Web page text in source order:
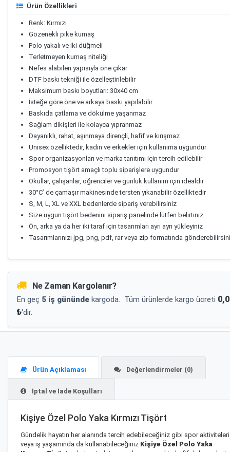
Ürün Özellikleri
Renk: Kırmızı
Gözenekli pike kumaş
Polo yakalı ve iki düğmeli
Terletmeyen kumaş niteliği
Nefes alabilen yapısıyla öne çıkar
DTF baskı tekniği ile özelleştirilebilir
Maksimum baskı boyutları: 30x40 cm
İsteğe göre öne ve arkaya baskı yapılabilir
Baskıda çatlama ve dökülme yaşanmaz
Sağlam dikişleri ile kolayca yıpranmaz
Dayanıklı, rahat, aşınmaya dirençli, hafif ve kırışmaz
Unisex özelliktedir, kadın ve erkekler için kullanıma uygundur
Spor organizasyonları ve marka tanıtımı için tercih edilebilir
Promosyon tişört amaçlı toplu siparişlere uygundur
Okullar, çalışanlar, öğrenciler ve günlük kullanım için idealdir
30°C’ de çamaşır makinesinde tersten yıkanabilir özelliktedir
S, M, L, XL ve XXL bedenlerde sipariş verebilirsiniz
Size uygun tişört bedenini sipariş panelinde lütfen belirtiniz
Ön, arka ya da her iki taraf için tasarımları ayrı ayrı yükleyiniz
Tasarımlarınızı jpg, png, pdf, rar veya zip formatında
Ne Zaman Kargolanır?
En geç 5 iş gününde kargoda. Tüm ürünlerde kargo ücreti
₺'dir.
Ürün Açıklaması Değerlendirmeler (0)
İptal ve İade Koşulları
Kişiye Özel Polo Yaka Kırmızı Tişört
Gündelik hayatın her alanında tercih edebileceğiniz gibi spor aktiviteleri
veya iş yaşamında da kullanabileceğiniz Kişiye Özel Polo Yaka